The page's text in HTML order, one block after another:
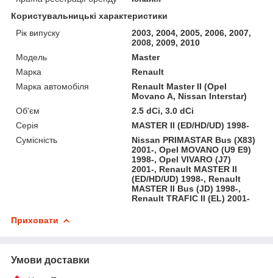
Користувальницькі характеристики
Рік випуску
2003, 2004, 2005, 2006, 2007,
2008, 2009, 2010
Мoдель
Master
Марка
Renault
Марка автомобіля
Renault Master II (Opel
Movano A, Nissan Interstar)
Об'єм
2.5 dCi, 3.0 dCi
Серія
MASTER II (ED/HD/UD) 1998-
Сумісність
Nissan PRIMASTAR Bus (X83)
2001-, Opel MOVANO (U9 E9)
1998-, Opel VIVARO (J7)
2001-, Renault MASTER II
(ED/HD/UD) 1998-, Renault
MASTER II Bus (JD) 1998-,
Renault TRAFIC II (EL) 2001-
Приховати
Умови доставки